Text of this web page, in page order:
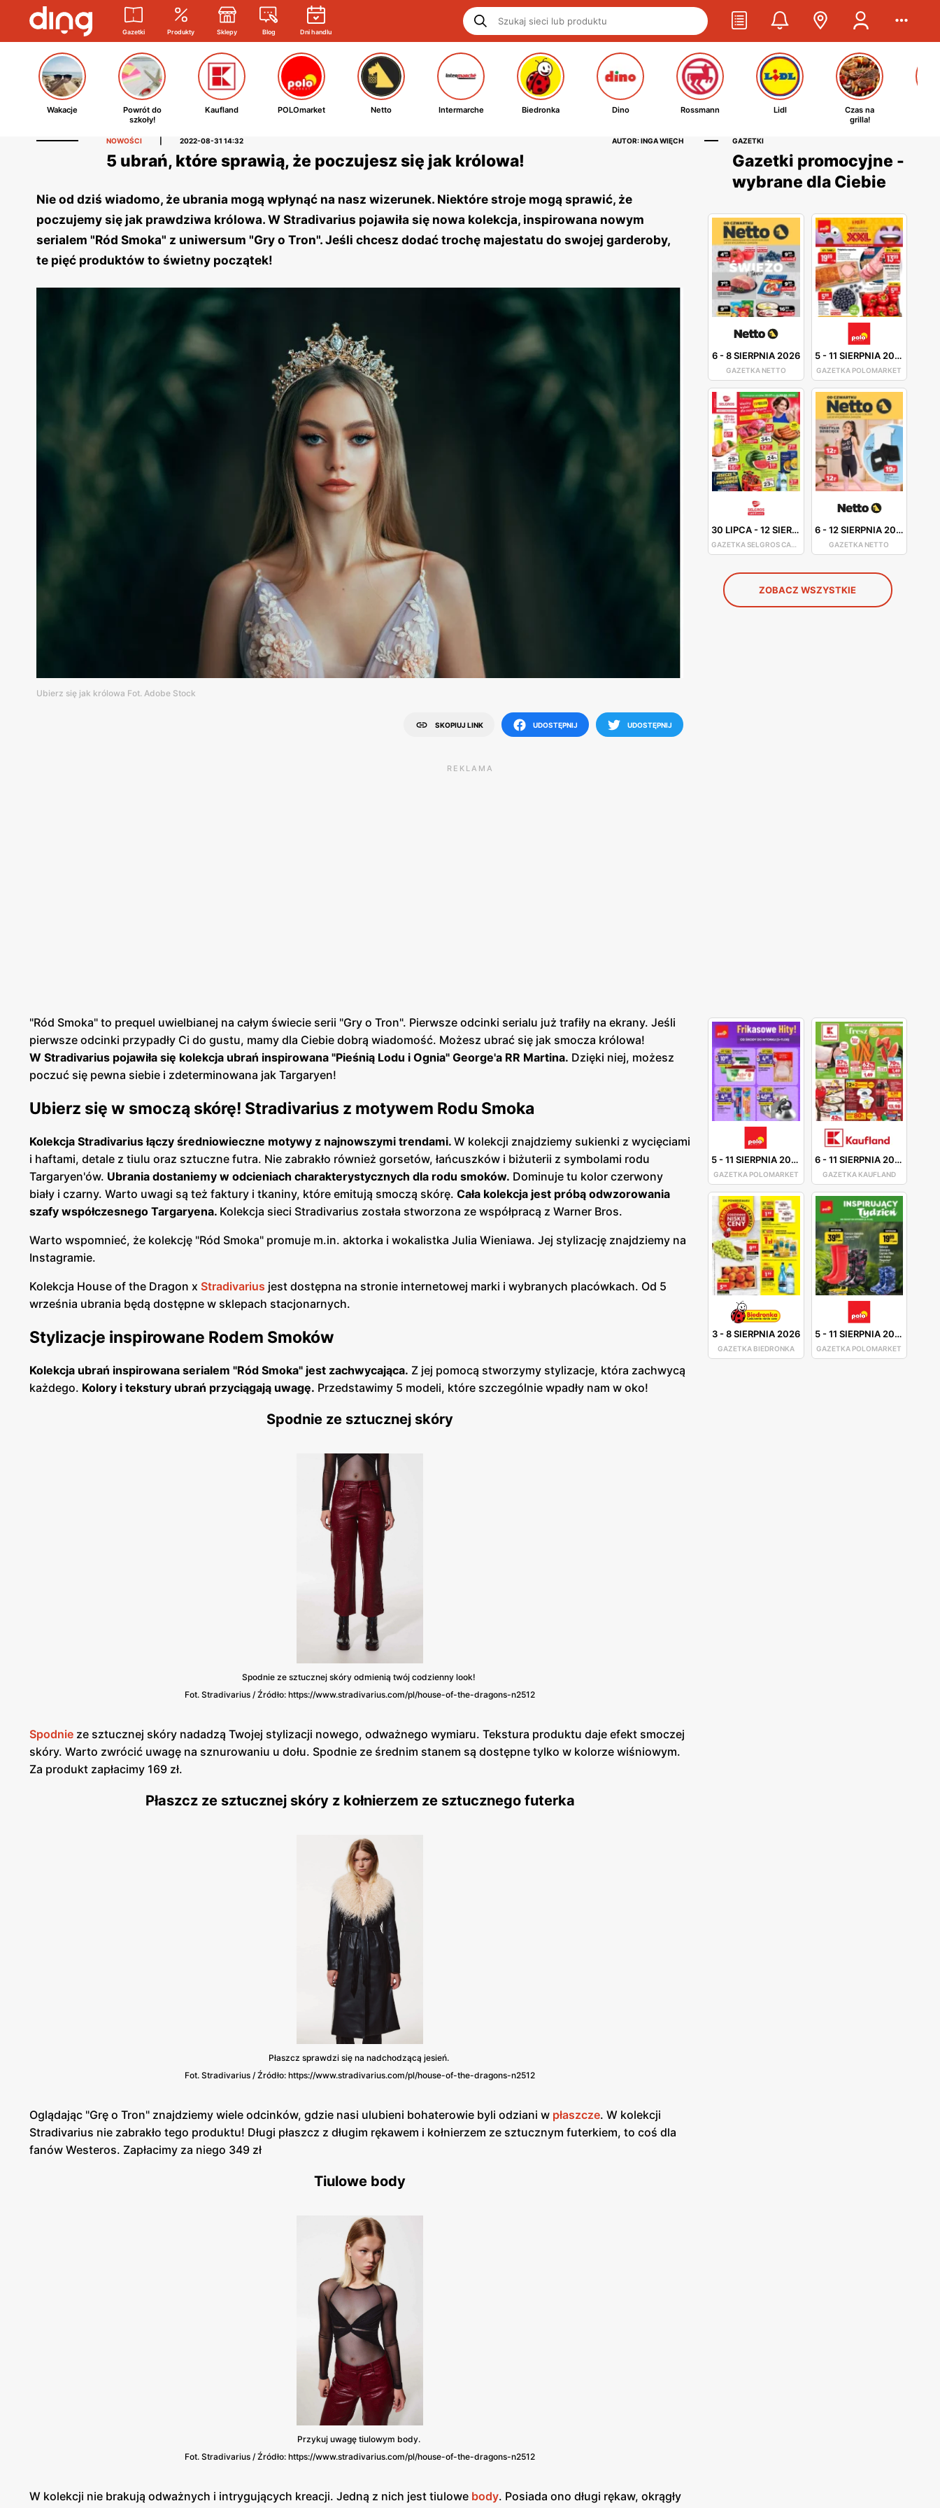
Gazetki Produkty Sklepy Blog Dni handlu
Wakacje
Powrót do
szkoły!
Kaufland POLOmarket Netto Intermarche Biedronka Dino Rossmann Lidl
Czas na
grilla!
NOWOŚCI 2022-08-31 14:32 AUTOR: INGA WIĘCH
5 ubrań, które sprawią, że poczujesz się jak królowa!
Nie od dziś wiadomo, że ubrania mogą wpłynąć na nasz wizerunek. Niektóre stroje mogą sprawić, że
poczujemy się jak prawdziwa królowa. W Stradivarius pojawiła się nowa kolekcja, inspirowana nowym
serialem "Ród Smoka" z uniwersum "Gry o Tron". Jeśli chcesz dodać trochę majestatu do swojej garderoby,
te pięć produktów to świetny początek!
Ubierz się jak królowa Fot. Adobe Stock
SKOPIUJ LINK UDOSTĘPNIJ UDOSTĘPNIJ
GAZETKI
Gazetki promocyjne -
wybrane dla Ciebie
6-8 SIERPNIA 2026
GAZETKA NETTO
5-11 SIERPNIA 2026
GAZETKA POLOMARKET
30 LIPCA-12 SIERPNIA 2026
GAZETKA SELGROS CASH&CARRY
6-12 SIERPNIA 2026
GAZETKA NETTO
ZOBACZ WSZYSTKIE
5-11 SIERPNIA 2026
GAZETKA POLOMARKET
6-11 SIERPNIA 2026
GAZETKA KAUFLAND
3-8 SIERPNIA 2026
GAZETKA BIEDRONKA
5-11 SIERPNIA 2026
GAZETKA POLOMARKET
REKLAMA
"Ród Smoka" to prequel uwielbianej na całym świecie serii "Gry o Tron". Pierwsze odcinki serialu już trafiły na ekrany. Jeśli
pierwsze odcinki przypadły Ci do gustu, mamy dla Ciebie dobrą wiadomość. Możesz ubrać się jak smocza królowa!
W Stradivarius pojawiła się kolekcja ubrań inspirowana "Pieśnią Lodu i Ognia" George'a RR Martina. Dzięki niej, możesz
poczuć się pewna siebie i zdeterminowana jak Targaryen!
Ubierz się w smoczą skórę! Stradivarius z motywem Rodu Smoka
Kolekcja Stradivarius łączy średniowieczne motywy z najnowszymi trendami. W kolekcji znajdziemy sukienki z wycięciami
i haftami, detale z tiulu oraz sztuczne futra. Nie zabrakło również gorsetów, łańcuszków i biżuterii z symbolami rodu
Targaryen'ów. Ubrania dostaniemy w odcieniach charakterystycznych dla rodu smoków. Dominuje tu kolor czerwony
biały i czarny. Warto uwagi są też faktury i tkaniny, które emitują smoczą skórę. Cała kolekcja jest próbą odwzorowania
szafy współczesnego Targaryena. Kolekcja sieci Stradivarius została stworzona ze współpracą z Warner Bros.
Warto wspomnieć, że kolekcję "Ród Smoka" promuje m.in. aktorka i wokalistka Julia Wieniawa. Jej stylizację znajdziemy na
Instagramie.
Kolekcja House of the Dragon x Stradivarius jest dostępna na stronie internetowej marki i wybranych placówkach. Od 5
września ubrania będą dostępne w sklepach stacjonarnych.
Stylizacje inspirowane Rodem Smoków
Kolekcja ubrań inspirowana serialem "Ród Smoka" jest zachwycająca. Z jej pomocą stworzymy stylizacje, która zachwycą
każdego. Kolory i tekstury ubrań przyciągają uwagę. Przedstawimy 5 modeli, które szczególnie wpadły nam w oko!
Spodnie ze sztucznej skóry
Spodnie ze sztucznej skóry odmienią twój codzienny look!
Fot. Stradivarius / Źródło: https://www.stradivarius.com/pl/house-of-the-dragons-n2512
Spodnie ze sztucznej skóry nadadzą Twojej stylizacji nowego, odważnego wymiaru. Tekstura produktu daje efekt smoczej
skóry. Warto zwrócić uwagę na sznurowaniu u dołu. Spodnie ze średnim stanem są dostępne tylko w kolorze wiśniowym.
Za produkt zapłacimy 169 zł.
Płaszcz ze sztucznej skóry z kołnierzem ze sztucznego futerka
Płaszcz sprawdzi się na nadchodzącą jesień.
Fot. Stradivarius / Źródło: https://www.stradivarius.com/pl/house-of-the-dragons-n2512
Oglądając "Grę o Tron" znajdziemy wiele odcinków, gdzie nasi ulubieni bohaterowie byli odziani w płaszcze. W kolekcji
Stradivarius nie zabrakło tego produktu! Długi płaszcz z długim rękawem i kołnierzem ze sztucznym futerkiem, to coś dla
fanów Westeros. Zapłacimy za niego 349 zł
Tiulowe body
Przykuj uwagę tiulowym body.
Fot. Stradivarius / Źródło: https://www.stradivarius.com/pl/house-of-the-dragons-n2512
W kolekcji nie brakują odważnych i intrygujących kreacji. Jedną z nich jest tiulowe body. Posiada ono długi rękaw, okrągły